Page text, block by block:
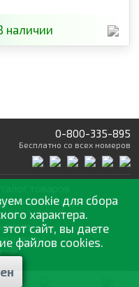
наличии
0-800-335-895
Бесплатно со всех номеров
и рекомендации
заказы
cookie для сбора
характера.
сайт, вы даете
файлов cookies.